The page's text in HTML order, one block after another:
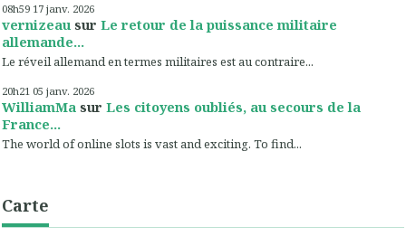
08h59 17 janv. 2026
vernizeau sur Le retour de la puissance militaire
allemande...
Le réveil allemand en termes militaires est au contraire...
20h21 05 janv. 2026
WilliamMa sur Les citoyens oubliés, au secours de la
France...
The world of online slots is vast and exciting. To find...
Carte